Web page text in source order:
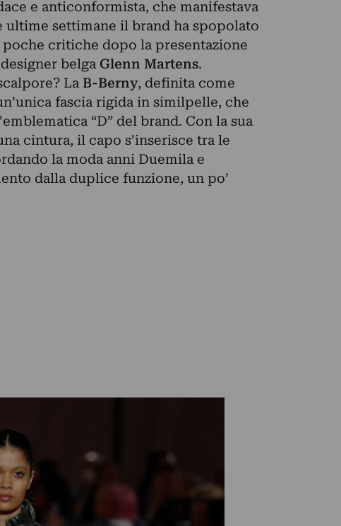
e anticonformista, che manifestava
settimane il brand ha spopolato
critiche dopo la presentazione
belga Glenn Martens.
La B-Berny, definita come
fascia rigida in similpelle, che
“D” del brand. Con la sua
cintura, il capo s’inserisce tra le
la moda anni Duemila e
dalla duplice funzione, un po’